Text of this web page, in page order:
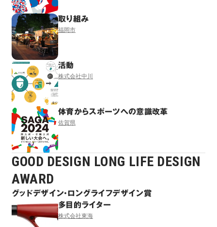
取り組み
福岡市
活動
株式会社中川
体育からスポーツへの意識改革
佐賀県
GOOD DESIGN LONG LIFE DESIGN
AWARD
グッドデザイン・ロングライフデザイン賞
多目的ライター
株式会社東海